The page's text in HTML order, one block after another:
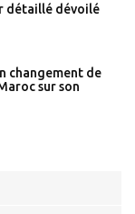
détaillé dévoilé
changement de
sur son